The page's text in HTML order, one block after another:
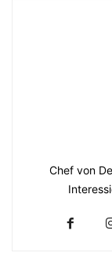
Chef von